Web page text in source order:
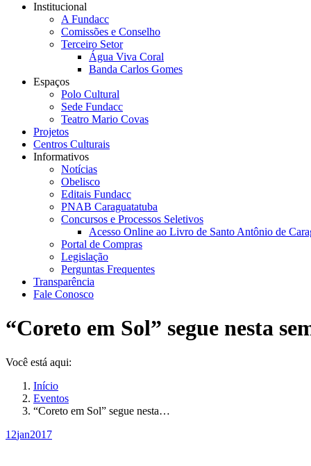
Institucional
A Fundacc
Comissões e Conselho
Terceiro Setor
Água Viva Coral
Banda Carlos Gomes
Espaços
Polo Cultural
Sede Fundacc
Teatro Mario Covas
Projetos
Centros Culturais
Informativos
Notícias
Obelisco
Editais Fundacc
PNAB Caraguatatuba
Concursos e Processos Seletivos
Acesso Online ao Livro de Santo Antônio de
Portal de Compras
Legislação
Perguntas Frequentes
Transparência
Fale Conosco
“Coreto em Sol” segue nesta
Você está aqui:
Início
Eventos
“Coreto em Sol” segue nesta…
12jan2017